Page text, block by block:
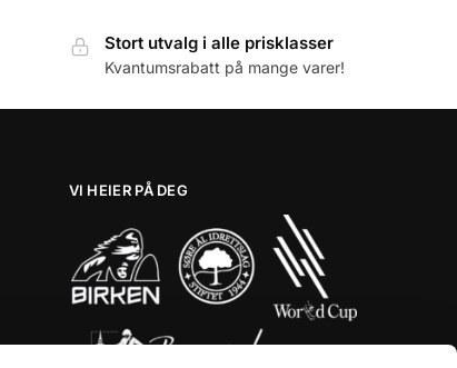
Stort utvalg i alle prisklasser
Kvantumsrabatt på mange varer!
VI HEIER PÅ DEG